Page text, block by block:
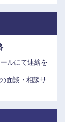
ルにて連絡を
面談・相談サ